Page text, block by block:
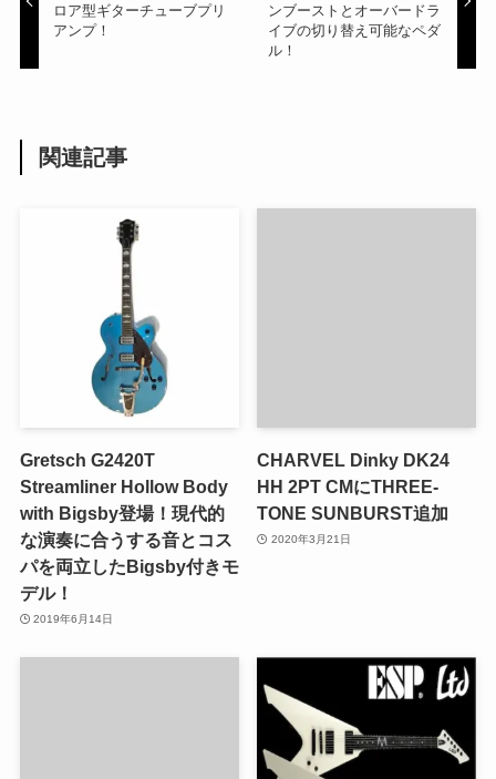
ロア型ギターチューブプリ
アンプ！
ンブーストとオーバードラ
イブの切り替え可能なペダ
ル！
関連記事
Gretsch G2420T
Streamliner Hollow Body
with Bigsby登場！現代的
な演奏に合うする音とコス
パを両立したBigsby付きモ
デル！
2019年6月14日
CHARVEL Dinky DK24
HH 2PT CMにTHREE-
TONE SUNBURST追加
2020年3月21日